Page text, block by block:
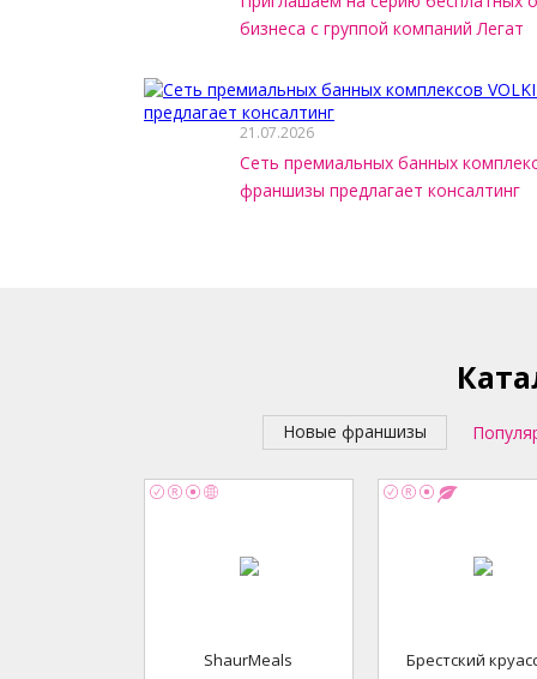
бизнеса с группой компаний Легат
21.07.2026
Сеть премиальных банных
франшизы предлагает консалтинг
Новые франшизы
ShaurMeals Брестский